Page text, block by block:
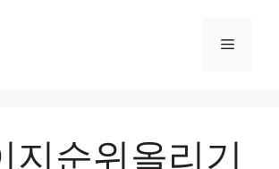
Menu
지순위올리기